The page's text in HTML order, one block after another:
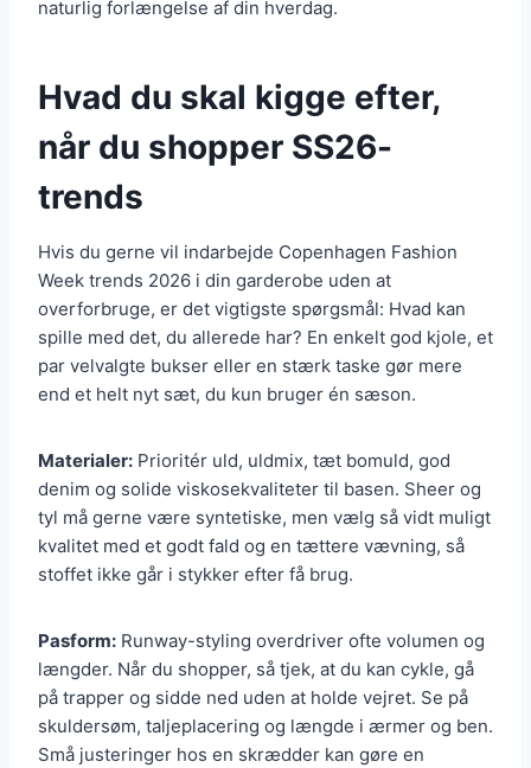
naturlig forlængelse af din hverdag.
Hvad du skal kigge efter,
når du shopper SS26-
trends
Hvis du gerne vil indarbejde Copenhagen Fashion
Week trends 2026 i din garderobe uden at
overforbruge, er det vigtigste spørgsmål: Hvad kan
spille med det, du allerede har? En enkelt god kjole, et
par velvalgte bukser eller en stærk taske gør mere
end et helt nyt sæt, du kun bruger én sæson.
Materialer: Prioritér uld, uldmix, tæt bomuld, god
denim og solide viskosekvaliteter til basen. Sheer og
tyl må gerne være syntetiske, men vælg så vidt muligt
kvalitet med et godt fald og en tættere vævning, så
stoffet ikke går i stykker efter få brug.
Pasform: Runway-styling overdriver ofte volumen og
længder. Når du shopper, så tjek, at du kan cykle, gå
på trapper og sidde ned uden at holde vejret. Se på
skuldersøm, taljeplacering og længde i ærmer og ben.
Små justeringer hos en skrædder kan gøre en